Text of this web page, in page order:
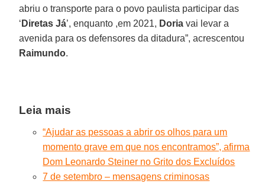
abriu o transporte para o povo paulista participar das
‘ Diretas Já’, enquanto ,em 2021, Doria vai levar a
avenida para os defensores da ditadura”, acrescentou
Raimundo.
Leia mais
“Ajudar as pessoas a abrir os olhos para um
momento grave em que nos encontramos”, afirma
Dom Leonardo Steiner no Grito dos Excluídos
7 de setembro – mensagens criminosas